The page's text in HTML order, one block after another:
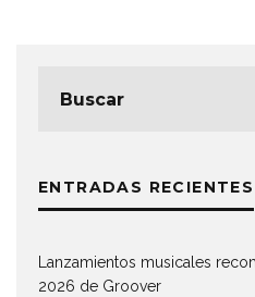
ENTRADAS RECIENTES
Lanzamientos musicales
2026 de Groover